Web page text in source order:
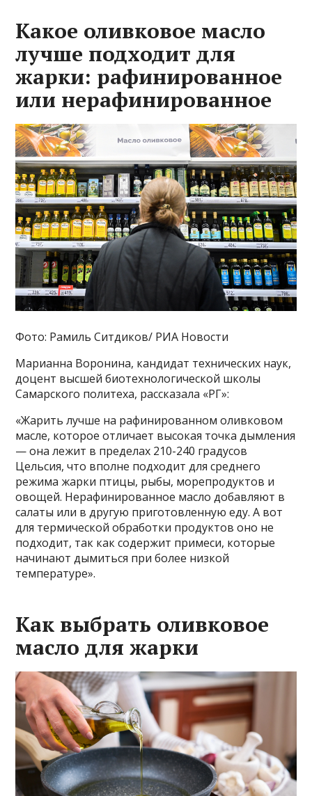
Какое оливковое масло
лучше подходит для
жарки: рафинированное
или нерафинированное
Фото: Рамиль Ситдиков/ РИА Новости
Марианна Воронина, кандидат технических наук,
доцент высшей биотехнологической школы
Самарского политеха, рассказала «РГ»:
«Жарить лучше на рафинированном оливковом
масле, которое отличает высокая точка дымления
— она лежит в пределах 210-240 градусов
Цельсия, что вполне подходит для среднего
режима жарки птицы, рыбы, морепродуктов и
овощей. Нерафинированное масло добавляют в
салаты или в другую приготовленную еду. А вот
для термической обработки продуктов оно не
подходит, так как содержит примеси, которые
начинают дымиться при более низкой
температуре».
Как выбрать оливковое
масло для жарки